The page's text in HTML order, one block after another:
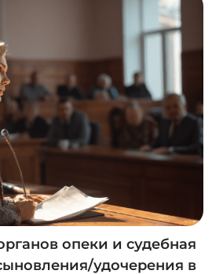
опеки и судебная
удочерения в